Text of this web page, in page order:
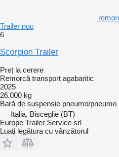
Trailer nou
6
Scorpion Trailer
Preț la cerere
Remorcă transport agabaritic
2025
26.000 kg
Bară de suspensie pneumo/pneumo
Italia, Bisceglie (BT)
Europe Trailer Service srl
Luați legătura cu vânzătorul